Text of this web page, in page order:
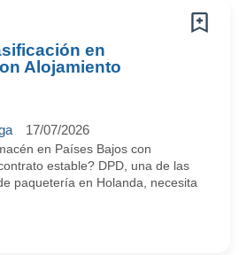
en
Alojamiento
17/07/2026
en Países Bajos con
estable? DPD, una de las
paquetería en Holanda, necesita